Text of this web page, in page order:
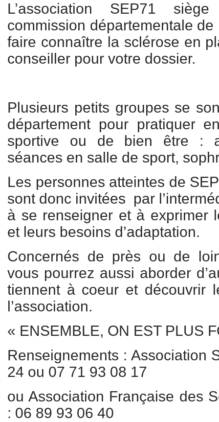
L’association SEP71
commission départementale
faire connaître la sclérose en
conseiller pour votre dossier.
Plusieurs petits groupes se
département pour pratiquer
sportive ou de bien être :
séances en salle de sport,
Les personnes atteintes de
sont donc invitées par
à se renseigner et à exprimer
et leurs besoins d’adaptation.
Concernés de près ou de
vous pourrez aussi aborder
tiennent à coeur et découvrir
l’association.
« ENSEMBLE, ON EST PLUS
Renseignements : Association
24 ou 07 71 93 08 17
ou Association Française des
: 06 89 93 06 40